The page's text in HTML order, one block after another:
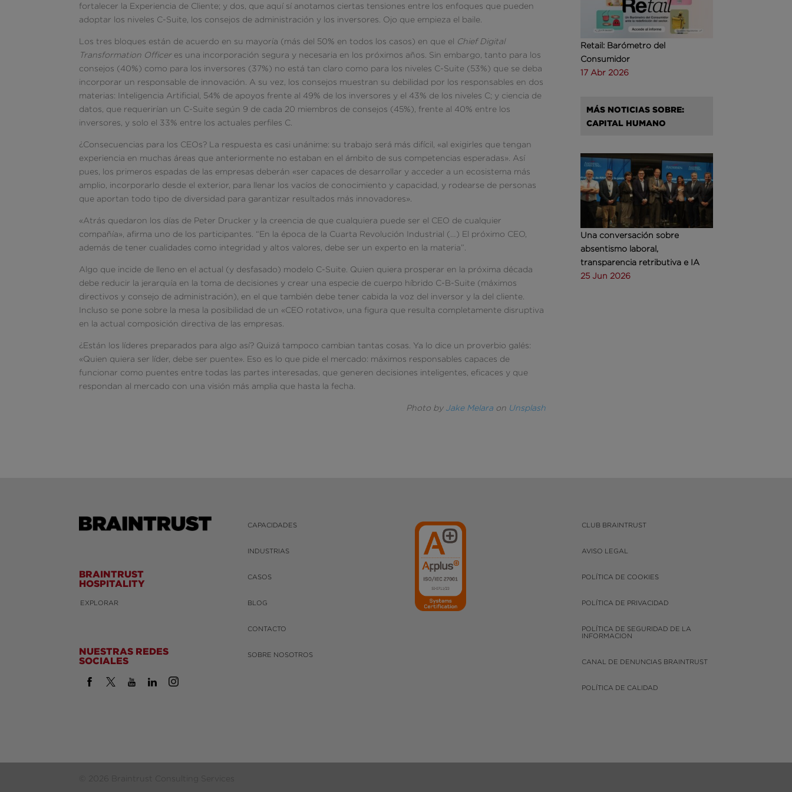
fortalecer la Experiencia de Cliente; y dos, que aquí sí anotamos ciertas tensiones entre los enfoques que pueden
adoptar los niveles C-Suite, los consejos de administración y los inversores. Ojo que empieza el baile.
Los tres bloques están de acuerdo en su mayoría (más del 50% en todos los casos) en que el Chief Digital
Transformation Officeres una incorporación segura y necesaria en los próximos años. Sin embargo, tanto para los
consejos (40%) como para los inversores (37%) no está tan claro como para los niveles C-Suite (53%) que se deba
incorporar un responsable de innovación. A su vez, los consejos muestran su debilidad por los responsables en dos
materias: Inteligencia Artificial, 54% de apoyos frente al 49% de los inversores y el 43% de los niveles C; y ciencia de
datos, que requerirían un C-Suite según 9 de cada 20 miembros de consejos (45%), frente al 40% entre los
inversores, y solo el 33% entre los actuales perfiles C.
¿Consecuencias para los CEOs? La respuesta es casi unánime: su trabajo será más difícil, «al exigirles que tengan
experiencia en muchas áreas que anteriormente no estaban en el ámbito de sus competencias esperadas». Así
pues, los primeros espadas de las empresas deberán «ser capaces de desarrollar y acceder a un ecosistema más
amplio, incorporarlo desde el exterior, para llenar los vacíos de conocimiento y capacidad, y rodearse de personas
que aportan todo tipo de diversidad para garantizar resultados más innovadores».
«Atrás quedaron los días de Peter Drucker y la creencia de que cualquiera puede ser el CEO de cualquier
compañía», afirma uno de los participantes. “En la época de la Cuarta Revolución Industrial (…) El próximo CEO,
además de tener cualidades como integridad y altos valores, debe ser un experto en la materia”.
Algo que incide de lleno en el actual (y desfasado) modelo C-Suite. Quien quiera prosperar en la próxima década
debe reducir la jerarquía en la toma de decisiones y crear una especie de cuerpo híbrido C-B-Suite (máximos
directivos y consejo de administración), en el que también debe tener cabida la voz del inversor y la del cliente.
Incluso se pone sobre la mesa la posibilidad de un «CEO rotativo», una figura que resulta completamente disruptiva
en la actual composición directiva de las empresas.
¿Están los líderes preparados para algo así? Quizá tampoco cambian tantas cosas. Ya lo dice un proverbio galés:
«Quien quiera ser líder, debe ser puente». Eso es lo que pide el mercado: máximos responsables capaces de
funcionar como puentes entre todas las partes interesadas, que generen decisiones inteligentes, eficaces y que
respondan al mercado con una visión más amplia que hasta la fecha.
Photo by Jake Melara on Unsplash
Retail: Barómetro del
Consumidor
17 Abr 2026
MÁS NOTICIAS SOBRE:
CAPITAL HUMANO
Una conversación sobre
absentismo laboral,
transparencia retributiva e IA
25 Jun 2026
BRAINTRUST
HOSPITALITY
EXPLORAR
NUESTRAS REDES
SOCIALES
CAPACIDADES
INDUSTRIAS
CASOS
BLOG
CONTACTO
SOBRE NOSOTROS
CLUB BRAINTRUST
AVISO LEGAL
POLÍTICA DE COOKIES
POLÍTICA DE PRIVACIDAD
POLÍTICA DE SEGURIDAD DE LA
INFORMACION
CANAL DE DENUNCIAS BRAINTRUST
POLÍTICA DE CALIDAD
© 2026 Braintrust Consulting Services